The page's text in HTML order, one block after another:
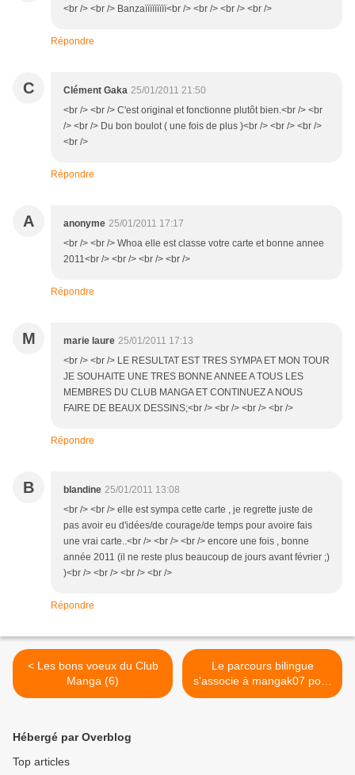
<br /> <br /> Banzaïïïïïïïïï<br /> <br /> <br /> <br />
Répondre
C Clément Gaka 25/01/2011 21:50
<br /> <br /> C'est original et fonctionne plutôt bien.<br /> <br
/> <br /> Du bon boulot ( une fois de plus )<br /> <br /> <br />
<br />
Répondre
A anonyme 25/01/2011 17:17
<br /> <br /> Whoa elle est classe votre carte et bonne annee
2011<br /> <br /> <br /> <br />
Répondre
M marie laure 25/01/2011 17:13
<br /> <br /> LE RESULTAT EST TRES SYMPA ET MON TOUR
JE SOUHAITE UNE TRES BONNE ANNEE A TOUS LES
MEMBRES DU CLUB MANGA ET CONTINUEZ A NOUS
FAIRE DE BEAUX DESSINS;<br /> <br /> <br /> <br />
Répondre
B blandine 25/01/2011 13:08
<br /> <br /> elle est sympa cette carte , je regrette juste de
pas avoir eu d'idées/de courage/de temps pour avoire fais
une vrai carte..<br /> <br /> <br /> encore une fois , bonne
année 2011 (il ne reste plus beaucoup de jours avant février ;)
)<br /> <br /> <br /> <br />
Répondre
< Les bons voeux du Club
Manga (6)
Le parcours bilingue
s'associe à mangak07 pour
le projet Folktales >
Hébergé par Overblog
Top articles